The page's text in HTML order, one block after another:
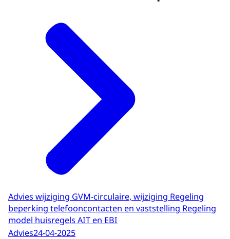
Advies wijziging GVM-circulaire, wijziging Regeling
beperking telefooncontacten en vaststelling Regeling
model huisregels AIT en EBI
Advies24-04-2025